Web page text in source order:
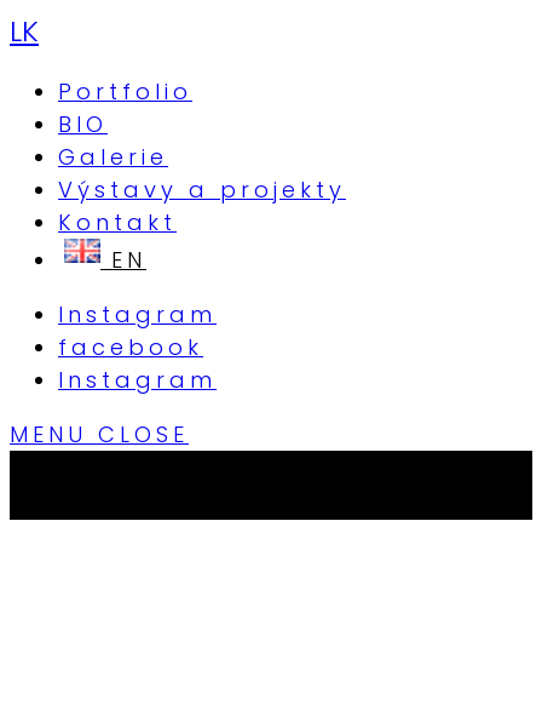
LK
Portfolio
BIO
Galerie
Výstavy a projekty
Kontakt
Instagram
facebook
Instagram
MENU CLOSE